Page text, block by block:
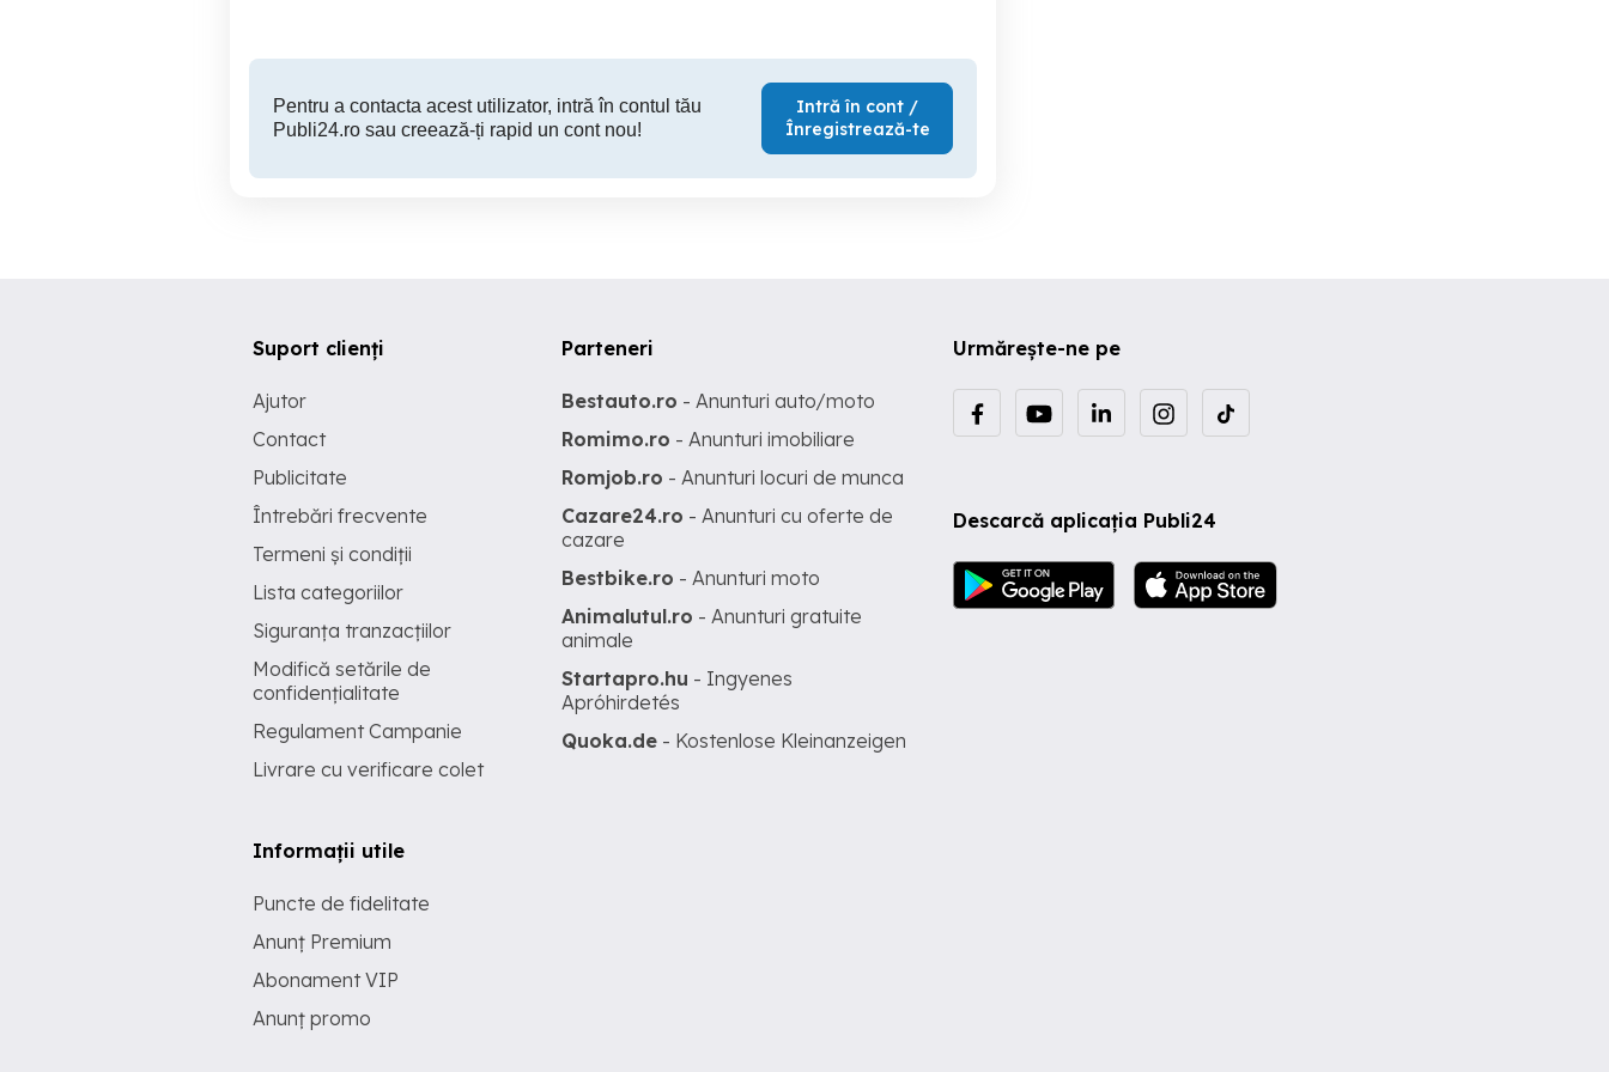
Pentru a contacta acest utilizator, intră în contul tău
Publi24.ro sau creează-ți rapid un cont nou!
Intră în cont /
Înregistrează-te
Urmărește-ne pe
Descarcă aplicația Publi24
Suport clienți
Ajutor
Contact
Publicitate
Întrebări frecvente
Termeni și condiții
Lista categoriilor
Siguranța tranzacțiilor
Modifică setările de
confidențialitate
Regulament Campanie
Livrare cu verificare colet
Informații utile
Puncte de fidelitate
Anunț Premium
Abonament VIP
Anunț promo
Parteneri
Bestauto.ro - Anunturi auto/moto
Romimo.ro - Anunturi imobiliare
Romjob.ro - Anunturi locuri de munca
Cazare24.ro - Anunturi cu oferte de
cazare
Bestbike.ro - Anunturi moto
Animalutul.ro - Anunturi gratuite
animale
Startapro.hu - Ingyenes
Apróhirdetés
Quoka.de - Kostenlose Kleinanzeigen